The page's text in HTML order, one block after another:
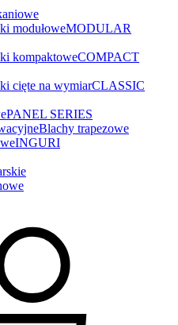
modułoweMODULAR
kompaktoweCOMPACT
cięte na wymiarCLASSIC
PANEL SERIES
Blachy trapezowe
INGURI